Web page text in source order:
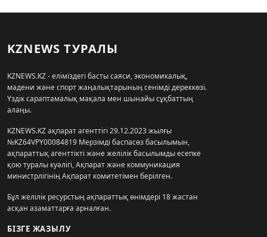
KZNEWS ТУРАЛЫ
KZNEWS.KZ - еліміздегі басты саяси, экономикалық,
мәдени және спорт жаңалықтарының сенімді дереккөзі.
Үздік сараптамалық мақала мен шынайы сұқбаттың
алаңы.
KZNEWS.KZ ақпарат агенттігі 29.12.2023 жылғы
№KZ64VPY00084819 Мерзімді баспасөз басылымын,
ақпараттық агенттікті және желілік басылымды есепке
қою туралы куәлігі, Ақпарат және коммуникация
министрлігінің Ақпарат комитетімен берілген.
Бұл желілік ресурстың ақпараттық өнімдері 18 жастан
асқан азаматтарға арналған.
БІЗГЕ ЖАЗЫЛУ